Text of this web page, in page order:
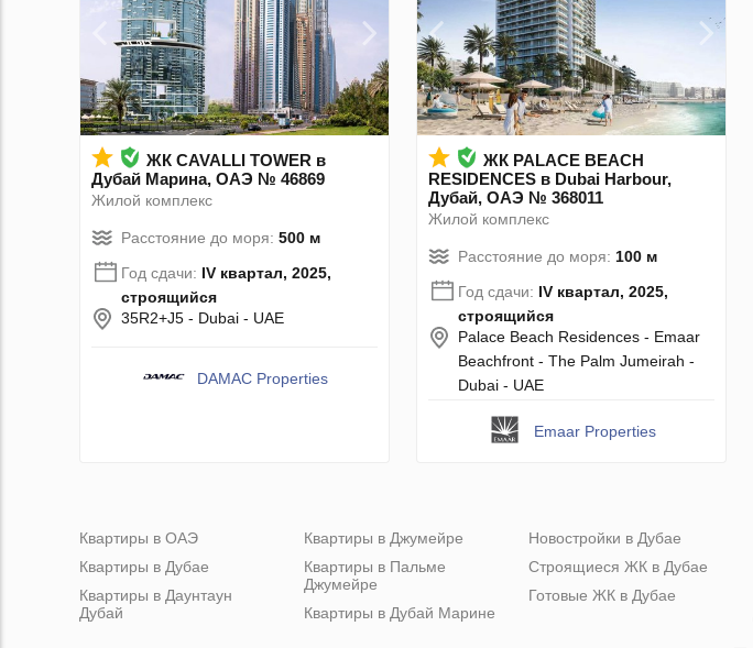
ЖК CAVALLI TOWER в
Дубай Марина, ОАЭ № 46869
Жилой комплекс
Расстояние до моря: 500 м
Год сдачи: IV квартал, 2025,
строящийся
35R2+J5 - Dubai - UAE
DAMAC Properties
ЖК PALACE BEACH
RESIDENCES в Dubai Harbour,
Дубай, ОАЭ № 368011
Жилой комплекс
Расстояние до моря: 100 м
Год сдачи: IV квартал, 2025,
строящийся
Palace Beach Residences - Emaar
Beachfront - The Palm Jumeirah -
Dubai - UAE
Emaar Properties
Квартиры в ОАЭ
Квартиры в Дубае
Квартиры в Даунтаун
Дубай
Квартиры в Джумейре
Квартиры в Пальме
Джумейре
Квартиры в Дубай Марине
Новостройки в Дубае
Строящиеся ЖК в Дубае
Готовые ЖК в Дубае